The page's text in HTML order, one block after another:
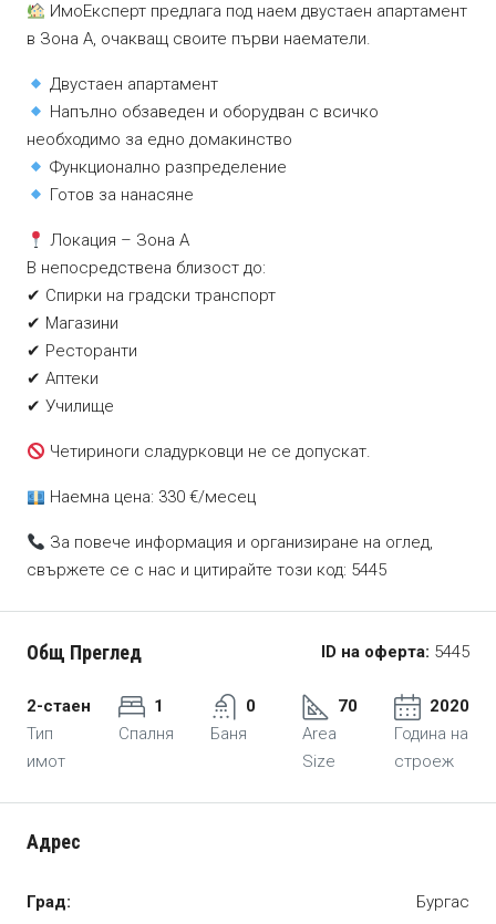
ИмоЕксперт предлага под наем двустаен апартамент
в Зона А, очакващ своите първи наематели.
Двустаен апартамент
Напълно обзаведен и оборудван с всичко
необходимо за едно домакинство
Функционално разпределение
Готов за нанасяне
Локация – Зона А
В непосредствена близост до:
✔ Спирки на градски транспорт
✔ Магазини
✔ Ресторанти
✔ Аптеки
✔ Училище
Четириноги сладурковци не се допускат.
Наемна цена: 330 €/месец
За повече информация и организиране на оглед,
свържете се с нас и цитирайте този код: 5445
Общ Преглед ID на оферта: 5445
2-стаен
Тип
имот
1
Спалня
0
Баня
70
Area
Size
2020
Година на
строеж
Адрес
Град: Бургас